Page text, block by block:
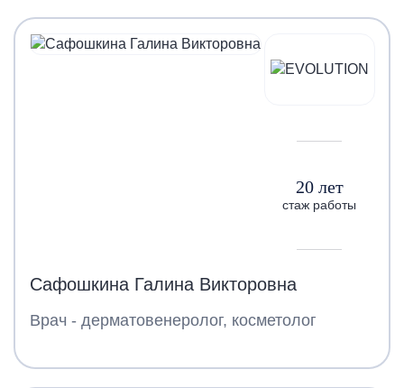
20 лет
стаж работы
Сафошкина Галина Викторовна
Врач - дерматовенеролог, косметолог